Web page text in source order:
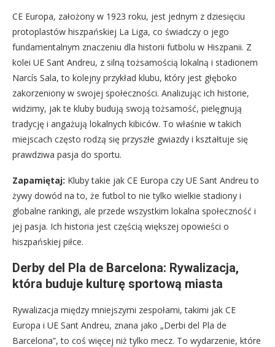
CE Europa, założony w 1923 roku, jest jednym z dziesięciu
protoplastów hiszpańskiej La Liga, co świadczy o jego
fundamentalnym znaczeniu dla historii futbolu w Hiszpanii. Z
kolei UE Sant Andreu, z silną tożsamością lokalną i stadionem
Narcís Sala, to kolejny przykład klubu, który jest głęboko
zakorzeniony w swojej społeczności. Analizując ich historie,
widzimy, jak te kluby budują swoją tożsamość, pielęgnują
tradycję i angażują lokalnych kibiców. To właśnie w takich
miejscach często rodzą się przyszłe gwiazdy i kształtuje się
prawdziwa pasja do sportu.
Zapamiętaj: Kluby takie jak CE Europa czy UE Sant Andreu to
żywy dowód na to, że futbol to nie tylko wielkie stadiony i
globalne rankingi, ale przede wszystkim lokalna społeczność i
jej pasja. Ich historia jest częścią większej opowieści o
hiszpańskiej piłce.
Derby del Pla de Barcelona: Rywalizacja,
która buduje kulturę sportową miasta
Rywalizacja między mniejszymi zespołami, takimi jak CE
Europa i UE Sant Andreu, znana jako „Derbi del Pla de
Barcelona”, to coś więcej niż tylko mecz. To wydarzenie, które